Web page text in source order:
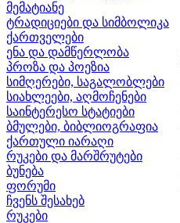
მემატიანე
ტრადიციები და სიმბოლიკა
ქართველები
ენა და დამწერლობა
პროზა და პოეზია
სიმღერები, საგალობლები
სიახლეები, აღმოჩენები
საინტერესო სტატიები
ბმულები, ბიბლიოგრაფია
ქართული იარაღი
რუკები და მარშრუტები
ბუნება
ფორუმი
ჩვენს შესახებ
რუკები